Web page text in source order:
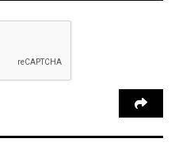
Югозапад